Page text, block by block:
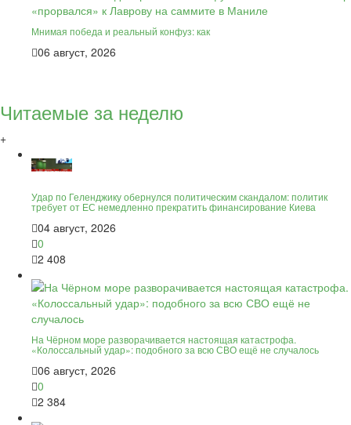
Мнимая победа и реальный конфуз: как
06 август, 2026
Читаемые за неделю
+
Удар по Геленджику обернулся политическим скандалом: политик
требует от ЕС немедленно прекратить финансирование Киева
04 август, 2026
0
2 408
На Чёрном море разворачивается настоящая катастрофа.
«Колоссальный удар»: подобного за всю СВО ещё не случалось
06 август, 2026
0
2 384